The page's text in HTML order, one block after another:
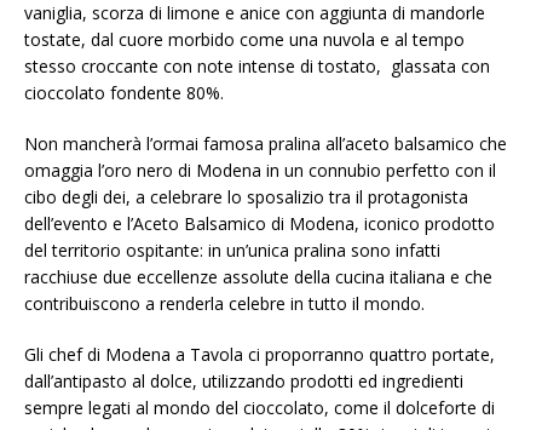
vaniglia, scorza di limone e anice con aggiunta di mandorle
tostate, dal cuore morbido come una nuvola e al tempo
stesso croccante con note intense di tostato, glassata con
cioccolato fondente 80%.
Non mancherà l’ormai famosa pralina all’aceto balsamico che
omaggia l’oro nero di Modena in un connubio perfetto con il
cibo degli dei, a celebrare lo sposalizio tra il protagonista
dell’evento e l’Aceto Balsamico di Modena, iconico prodotto
del territorio ospitante: in un’unica pralina sono infatti
racchiuse due eccellenze assolute della cucina italiana e che
contribuiscono a renderla celebre in tutto il mondo.
Gli chef di Modena a Tavola ci proporranno quattro portate,
dall’antipasto al dolce, utilizzando prodotti ed ingredienti
sempre legati al mondo del cioccolato, come il dolceforte di